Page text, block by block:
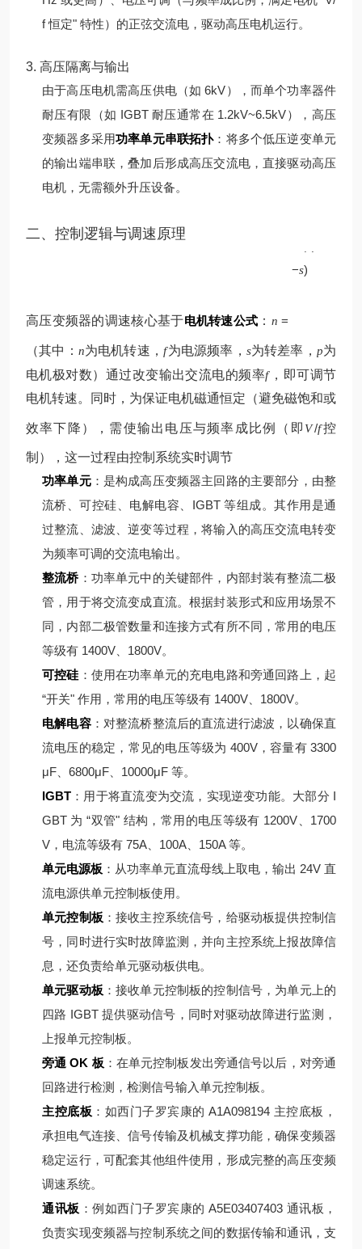
f 恒定" 特性）的正弦交流电，驱动高压电机运行。
3. 高压隔离与输出
由于高压电机需高压供电（如 6kV），而单个功率器件
耐压有限（如 IGBT 耐压通常在 1.2kV~6.5kV），高压
变频器多采用功率单元串联拓扑：将多个低压逆变单元
的输出端串联，叠加后形成高压交流电，直接驱动高压
电机，无需额外升压设备。
二、控制逻辑与调速原理
高压变频器的调速核心基于电机转速公式 ： n =
−s)
（其中： n为电机转速， f为电源频率， s为转差率， p为
电机极对数） 通过改变输出交流电的频率f，即可调节
电机转速。同时，为保证电机磁通恒定（避免磁饱和或
效率下降），需使输出电压与频率成比例（即 V /f控
制），这一过程由控制系统实时调节
功率单元：是构成高压变频器主回路的主要部分，由整
流桥、可控硅、电解电容、IGBT 等组成。其作用是通
过整流、滤波、逆变等过程，将输入的高压交流电转变
为频率可调的交流电输出。
整流桥：功率单元中的关键部件，内部封装有整流二极
管，用于将交流变成直流。根据封装形式和应用场景不
同，内部二极管数量和连接方式有所不同，常用的电压
等级有 1400V、1800V。
可控硅 ：使用在功率单元的充电电路和旁通回路上，起
“开关" 作用，常用的电压等级有 1400V、1800V。
电解电容：对整流桥整流后的直流进行滤波，以确保直
流电压的稳定，常见的电压等级为 400V，容量有 3300
μF、6800μF、10000μF 等。
IGBT ：用于将直流变为交流，实现逆变功能。大部分 I
GBT 为 “双管" 结构，常用的电压等级有 1200V、1700
V，电流等级有 75A、100A、150A 等。
单元电源板 ：从功率单元直流母线上取电，输出 24V 直
流电源供单元控制板使用。
单元控制板 ：接收主控系统信号，给驱动板提供控制信
号，同时进行实时故障监测，并向主控系统上报故障信
息，还负责给单元驱动板供电。
单元驱动板 ：接收单元控制板的控制信号，为单元上的
四路 IGBT 提供驱动信号，同时对驱动故障进行监测，
上报单元控制板。
旁通 OK 板 ：在单元控制板发出旁通信号以后，对旁通
回路进行检测，检测信号输入单元控制板。
主控底板 ：如西门子罗宾康的 A1A098194 主控底板，
承担电气连接、信号传输及机械支撑功能，确保变频器
稳定运行，可配套其他组件使用，形成完整的高压变频
调速系统。
通讯板 ：例如西门子罗宾康的 A5E03407403 通讯板，
负责实现变频器与控制系统之间的数据传输和通讯，支